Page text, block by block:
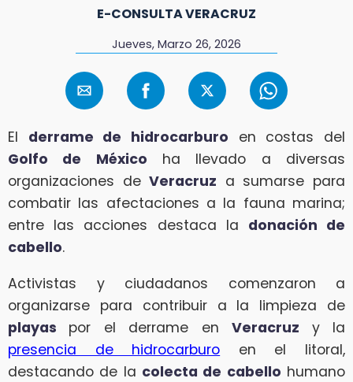
E-CONSULTA VERACRUZ
Jueves, Marzo 26, 2026
El derrame de hidrocarburo en costas del
Golfo de México ha llevado a diversas
organizaciones deVeracruz a sumarse para
combatir las afectaciones a la fauna marina;
entre las acciones destaca la donación de
cabello.
Activistas y ciudadanos comenzaron a
organizarse para contribuir a la limpieza de
playas por el derrame enVeracruz y la
presencia de hidrocarburo en el litoral,
destacando de la colecta de cabello humano